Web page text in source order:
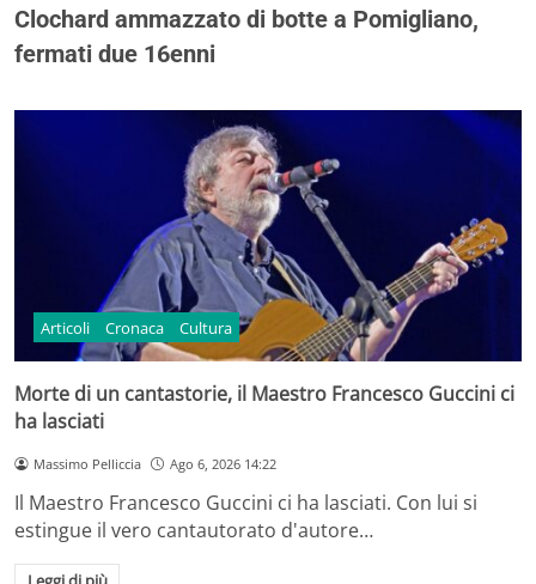
Clochard ammazzato di botte a Pomigliano,
fermati due 16enni
Articoli Cronaca Cultura
Morte di un cantastorie, il Maestro Francesco Guccini ci
ha lasciati
Massimo Pelliccia Ago 6, 2026 14:22
Il Maestro Francesco Guccini ci ha lasciati. Con lui si
estingue il vero cantautorato d'autore…